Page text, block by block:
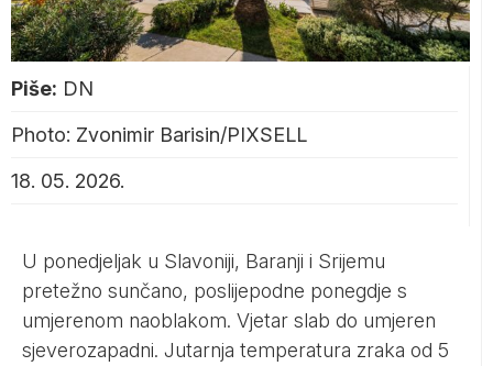
Piše: DN
Photo: Zvonimir Barisin/PIXSELL
18. 05. 2026.
U ponedjeljak u Slavoniji, Baranji i Srijemu
pretežno sunčano, poslijepodne ponegdje s
umjerenom naoblakom. Vjetar slab do umjeren
sjeverozapadni. Jutarnja temperatura zraka od 5